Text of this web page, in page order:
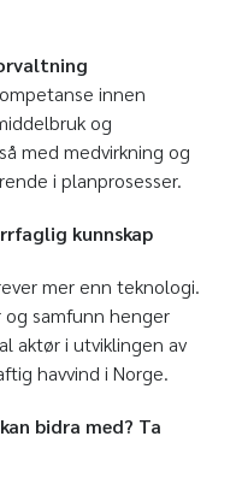
innen
og
med medvirkning og
i planprosesser.
kunnskap
mer enn teknologi.
og samfunn henger
aktør i utviklingen av
havvind i Norge.
bidra med? Ta